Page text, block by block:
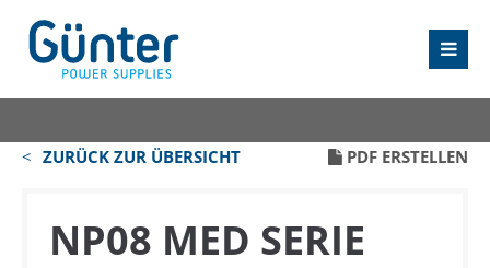
PDF ERSTELLEN
ZURÜCK ZUR ÜBERSICHT
NP08 MED SERIE